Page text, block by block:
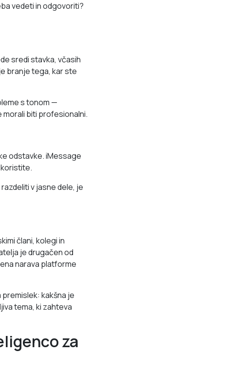
vedeti in odgovoriti?
sredi stavka, včasih
branje tega, kar ste
s tonom —
biti profesionalni.
odstavke. iMessage
v jasne dele, je
člani, kolegi in
je drugačen od
narava platforme
kakšna je
tema, ki zahteva
za